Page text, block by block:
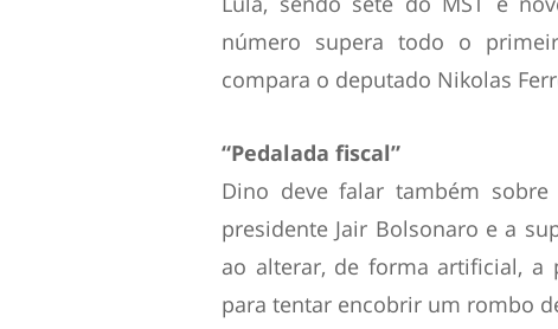
número supera todo o
compara o deputado Nikolas
“Pedalada fiscal”
Dino deve falar também
presidente Jair Bolsonaro e a
ao alterar, de forma artificial, a
para tentar encobrir um rombo